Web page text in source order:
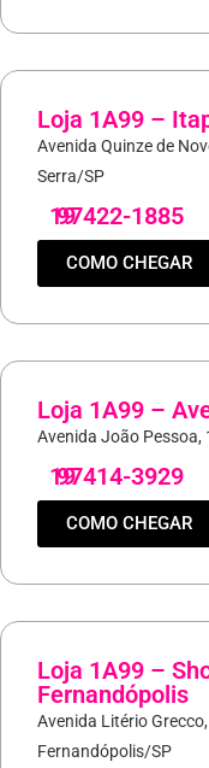
Loja 1A99 –
Avenida Quinze de
Serra/SP
19
97422-1885
COMO CHEGAR
Loja 1A99 –
Avenida João
19
97414-3929
COMO CHEGAR
Loja 1A99 –
Fernandópolis
Avenida Litério
Fernandópolis/SP